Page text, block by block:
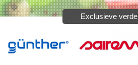
Exclusieve